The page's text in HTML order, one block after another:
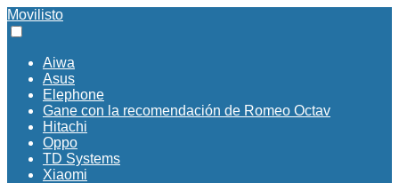
Movilisto
Aiwa
Asus
Elephone
Gane con la recomendación de Romeo Octav
Hitachi
Oppo
TD Systems
Xiaomi